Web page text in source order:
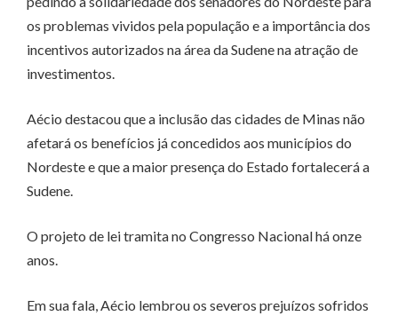
os problemas vividos pela população e a importância dos
incentivos autorizados na área da Sudene na atração de
investimentos.
Aécio destacou que a inclusão das cidades de Minas não
afetará os benefícios já concedidos aos municípios do
Nordeste e que a maior presença do Estado fortalecerá a
Sudene.
O projeto de lei tramita no Congresso Nacional há onze
anos.
Em sua fala, Aécio lembrou os severos prejuízos sofridos